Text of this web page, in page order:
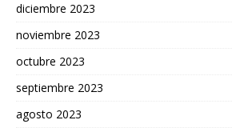
diciembre 2023
noviembre 2023
octubre 2023
septiembre 2023
agosto 2023